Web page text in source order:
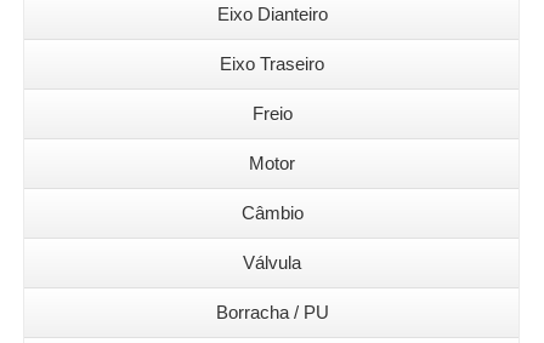
Eixo Dianteiro
Eixo Traseiro
Freio
Motor
Câmbio
Válvula
Borracha / PU